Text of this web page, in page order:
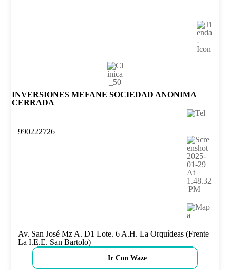
INVERSIONES MEFANE SOCIEDAD ANONIMA
CERRADA
990222726
Av. San José Mz A. D1 Lote. 6 A.H. La Orquídeas (Frente
La I.E.E. San Bartolo)
Ir Con Waze